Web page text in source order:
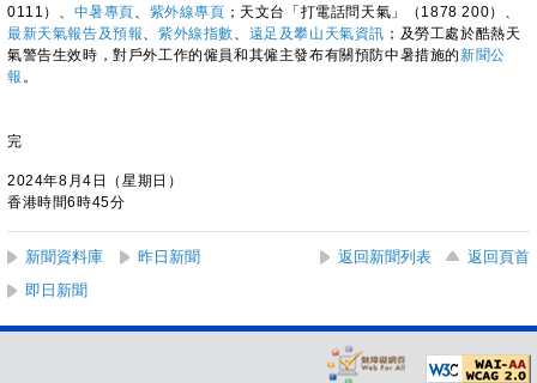
0111）、 中暑專頁、 紫外線專頁 ；天文台「打電話問天氣」（1878 200）、
最新天氣報告及預報、紫外線指​數、 遠足及攀山天氣資訊 ；及勞工處於酷熱天
氣警告生效時，對戶外工作的僱員和其僱主發布有關預防中暑措施的新聞公
報 。
完
2024年8月4日（星期日）
香港時間6時45分
新聞資料庫 昨日新聞 返回新聞列表
返回頁首
即日新聞